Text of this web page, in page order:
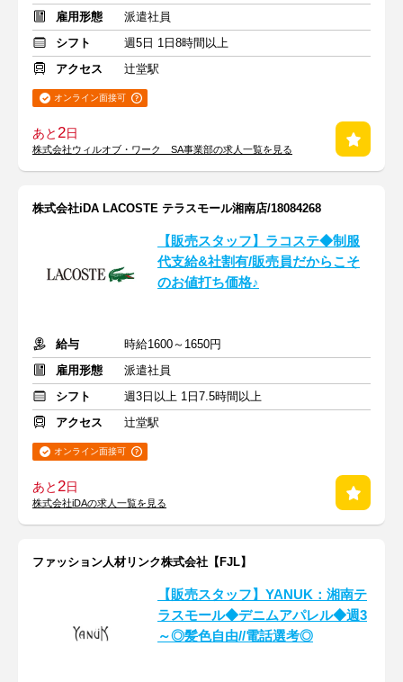
雇用形態
派遣社員
シフト
週5日 1日8時間以上
アクセス
辻堂駅
オンライン面接可
あと2日
株式会社ウィルオブ・ワーク SA事業部の求人一覧を見る
株式会社iDA LACOSTE テラスモール湘南店/18084268
【販売スタッフ】ラコステ◆制服
代支給&社割有/販売員だからこそ
のお値打ち価格♪
給与
時給1600～1650円
雇用形態
派遣社員
シフト
週3日以上 1日7.5時間以上
アクセス
辻堂駅
オンライン面接可
あと2日
株式会社iDAの求人一覧を見る
ファッション人材リンク株式会社【FJL】
【販売スタッフ】YANUK：湘南テ
ラスモール◆デニムアパレル◆週3
～◎髪色自由//電話選考◎